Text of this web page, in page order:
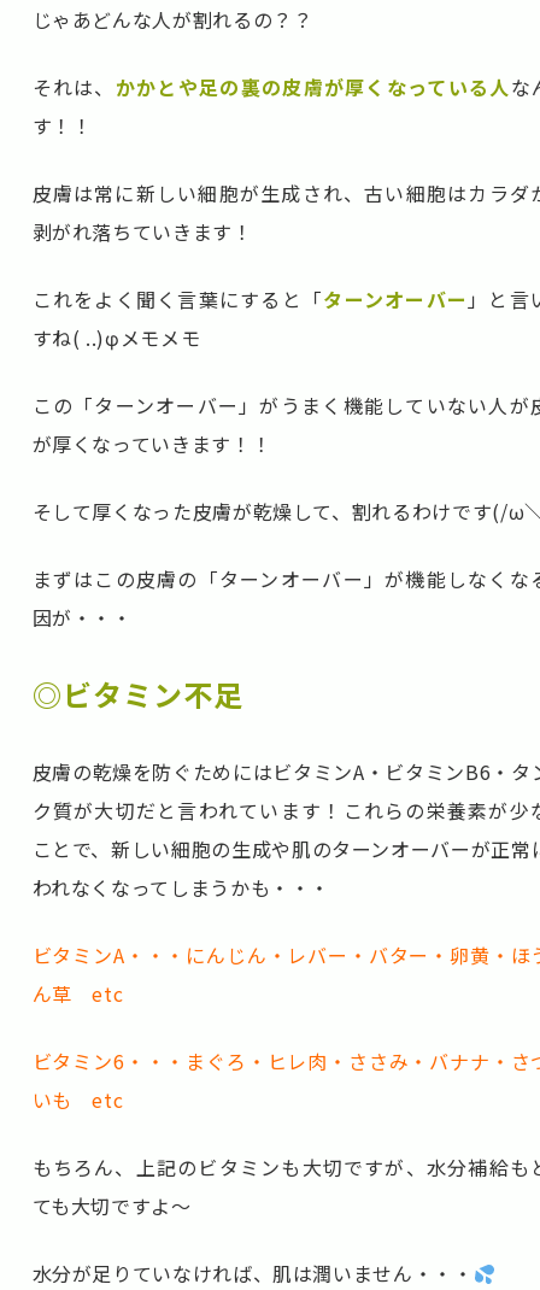
じゃあどんな人が割れるの？？
それは、 かかとや足の裏の皮膚が厚くなっている人な
す！！
皮膚は常に新しい細胞が生成され、古い細胞はカラダ
剥がれ落ちていきます！
これをよく聞く言葉にすると「ターンオーバー 」と言
すね( ..)φメモメモ
この「ターンオーバー」がうまく機能していない人が
が厚くなっていきます！！
そして厚くなった皮膚が乾燥して、割れるわけです(/ω
まずはこの皮膚の「ターンオーバー」が機能しなくな
因が・・・
◎ビタミン不足
皮膚の乾燥を防ぐためにはビタミンA・ビタミンB6・タ
ク質が大切だと言われています！これらの栄養素が少
ことで、新しい細胞の生成や肌のターンオーバーが正常
われなくなってしまうかも・・・
ビタミンA・・・にんじん・レバー・バター・卵黄・ほ
ん草 etc
ビタミン6・・・まぐろ・ヒレ肉・ささみ・バナナ・さ
いも etc
もちろん、上記のビタミンも大切ですが、水分補給も
ても大切ですよ～
水分が足りていなければ、肌は潤いません・・・